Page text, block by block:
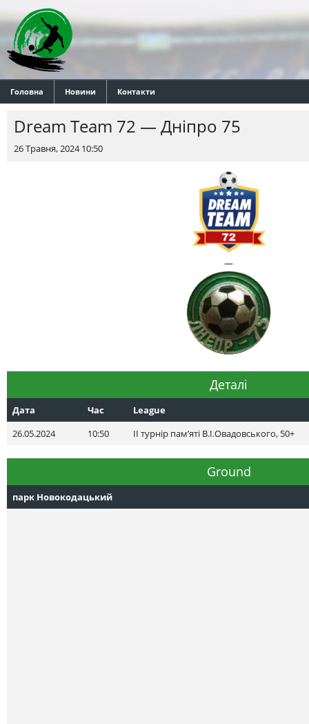
Головна Новини Контакти
Dream Team 72 — Днiпро 75
26 Травня, 2024 10:50
—
Деталі
Дата Час
League
26.05.2024
10:50 II турнір пам’яті В.І.Овадовського, 50+
Ground
парк Новокодацький